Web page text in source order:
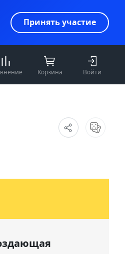
Принять участие
Корзина Войти